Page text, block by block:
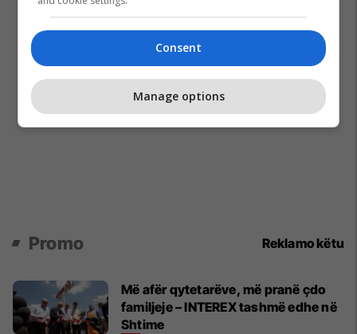
Promo Reklamo këtu
Më afër qytetarëve, më pranë çdo
familjeje – INTEREX tashmë edhe në
Shtime
Consent
Manage options